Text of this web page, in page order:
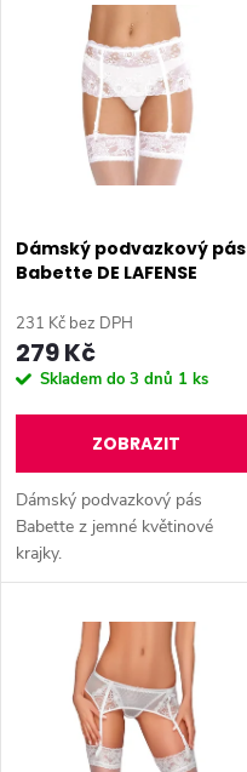
p
r
o
u
k
Abecedně
s
p
r
o
d
u
k
Dámský podvazkový pás
Babette DE LAFENSE
231 Kč bez DPH
279 Kč
Skladem do 3 dnů 1 ks
ZOBRAZIT
Dámský podvazkový pás
Babette z jemné květinové
krajky.